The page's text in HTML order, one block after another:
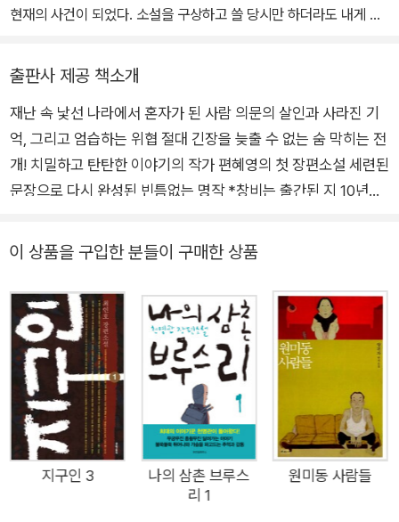
김승옥문학상, 셜리 잭슨상을 수상했다. 현재 명지대 문예창작학과
현재의 사건이 되었다. 소설을 구상하고 쓸 당시만 하더라도 내게 역
않을 미래였다. 팬데믹을 겪은 후였다면 이 소설은 쓰이지 않았을 것
이다. 삶을 폐허로 만드는 것은 역병과 쓰레기, 끊임없이 출몰하는 쥐
떼가 아니라 적나라한 혐오와 차별, 정교한 자본주의임이 명백해졌으
므로 다른 상상을 하기 어려웠을 것이다.
오래전의 역병을 상기시키는 이 소설을 지금에 와서 다시 내놓는 일
에는 얼마간 용기가 필요했다. 하지만 어떤 상상은 현실이 되기도 하
수 있게 해준 창비 편집부에 감사드린다. 무엇보다 이미 이 소설을 읽
어주신 독자분들께, 그리고 새롭게 이 소설을 읽어주실 독자분들께
감사드린다. 드물지만 더디게 이어지는 독자분들 덕에 이 이야기의
희미한 잿빛이 계속 떠돌 수 있었다.
출판사 제공 책소개
재난 속 낯선 나라에서 혼자가 된 사람 의문의 살인과 사라진 기
억, 그리고 엄습하는 위협 절대 긴장을 늦출 수 없는 숨 막히는 전
개! 치밀하고 탄탄한 이야기의 작가 편혜영의 첫 장편소설 세련된
문장으로 다시 완성된 빈틈없는 명작 *창비는 출간된 지 10년이
이 단장한 ‘리마스터판’을 출간하고 있습니다. 한국문학의 새로운
이 다가갈 수 있기를 바랍니다. 인간의 내면과 일상의 폭력을 강
렬한 이미지로 형상하면서도 빈틈없이 치밀한 서사를 직조해내
는 작가 편혜영의 기념비적인 첫 장편소설 『재와 빨강』이 창비 리
마스터 소설선으로 출간되었다. 작가는 이번 리마스터판 출간을
위해 거의 모든 문장을 새롭게 고쳐 써서 펴냈는데 이로 인해 작
품의 시의성과 현재성이 한층 살아난 것은 물론, 새로운 독자와
이 책의 기존 팬들 모두를 만족시키는 새로움과 완성도를 지니게
되었다. 2010년에 처음 쓰인 『재와 빨강』은 지금 읽어보면 ‘코로
나19’를 예언하는 듯한 내용이라 충격과 감탄을 자아낸다. 발열
이 상품을 구입한 분들이 구매한 상품
지구인 3
나의 삼촌 브루스
리 1
원미동 사람들